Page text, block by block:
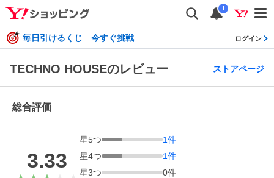
i
毎日引けるくじ 今すぐ挑戦 ログイン
TECHNO HOUSEのレビュー ストアページ
総合評価
3.33
星5つ 1件
星4つ 1件
星3つ 0件